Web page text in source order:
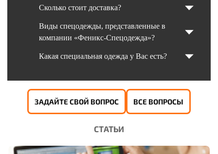
Сколько стоит доставка?
Виды спецодежды, представленные в
компании «Феникс-Спецодежда»?
Какая специальная одежда у Вас есть?
ЗАДАЙТЕ СВОЙ ВОПРОС ВСЕ ВОПРОСЫ
СТАТЬИ